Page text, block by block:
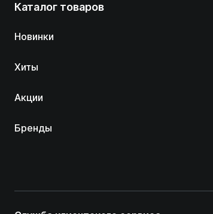
Каталог товаров
Новинки
Хиты
Акции
Бренды